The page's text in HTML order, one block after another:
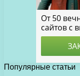
Популярные статьи